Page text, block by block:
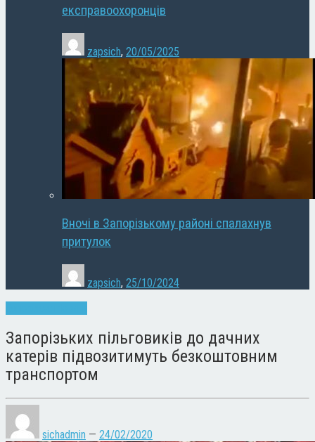
експравоохоронців
zapsich, 20/05/2025
Вночі в Запорізькому районі спалахнув
притулок
zapsich, 25/10/2024
Запорізьких пільговиків до дачних
катерів підвозитимуть безкоштовним
транспортом
sichadmin — 24/02/2020